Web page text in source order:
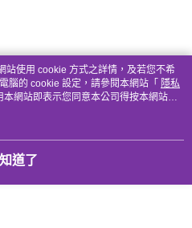
站使用 cookie 方式之詳情，及若您不希
腦的 cookie 設定，請參閱本網站「 隱私
網站即表示您同意本公司得按本網站使
道了